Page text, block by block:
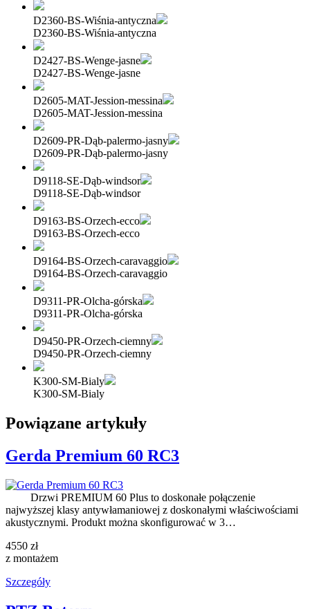
D2360-BS-Wiśnia-antyczna
D2360-BS-Wiśnia-antyczna
D2427-BS-Wenge-jasne
D2427-BS-Wenge-jasne
D2605-MAT-Jession-messina
D2605-MAT-Jession-messina
D2609-PR-Dąb-palermo-jasny
D2609-PR-Dąb-palermo-jasny
D9118-SE-Dąb-windsor
D9118-SE-Dąb-windsor
D9163-BS-Orzech-ecco
D9163-BS-Orzech-ecco
D9164-BS-Orzech-caravaggio
D9164-BS-Orzech-caravaggio
D9311-PR-Olcha-górska
D9311-PR-Olcha-górska
D9450-PR-Orzech-ciemny
D9450-PR-Orzech-ciemny
K300-SM-Bialy
K300-SM-Bialy
Powiązane artykuły
Gerda Premium 60 RC3
Drzwi PREMIUM 60 Plus to doskonałe połączenie
najwyższej klasy antywłamaniowej z doskonałymi właściwościami
akustycznymi. Produkt można skonfigurować w 3…
4550 zł
z montażem
Szczegóły